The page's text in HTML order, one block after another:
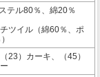
テル80％、綿20％
ツイル（綿60％、ポ
23）カーキ、（45）